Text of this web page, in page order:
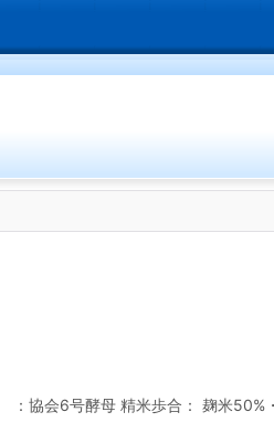
協会6号酵母 精米歩合： 麹米